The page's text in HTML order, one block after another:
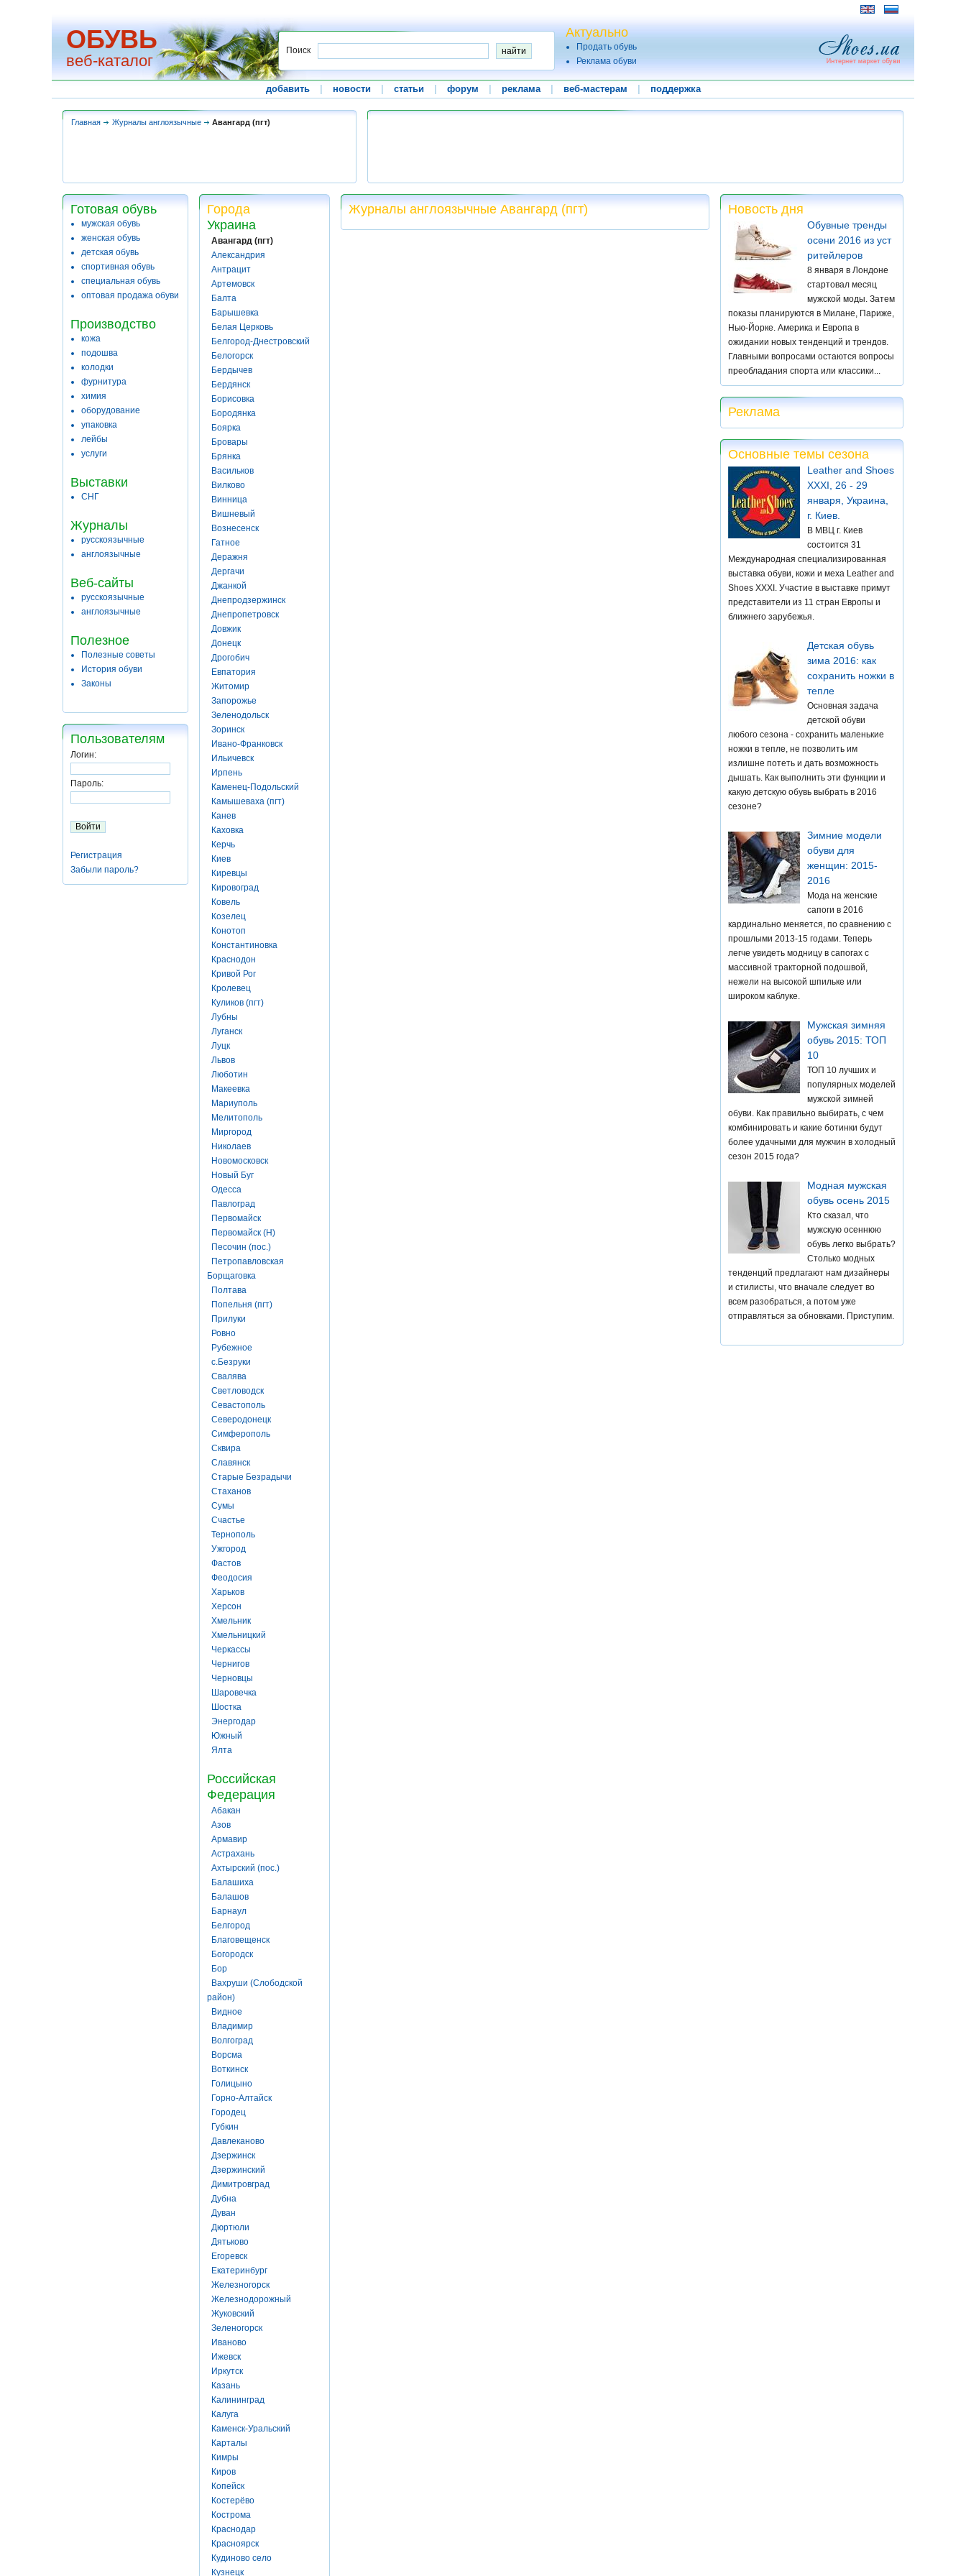
ОБУВЬ
веб-каталог
Поиск
Актуально
Продать обувь
Реклама обуви
добавить новости статьи форум реклама веб-мастерам поддержка
Главная Журналы англоязычные Авангард (пгт)
Готовая обувь
мужская обувь
женская обувь
детская обувь
спортивная обувь
специальная обувь
оптовая продажа обуви
Производство
кожа
подошва
колодки
фурнитура
химия
оборудование
упаковка
лейбы
услуги
Выставки
СНГ
Журналы
русскоязычные
англоязычные
Веб-сайты
русскоязычные
англоязычные
Полезное
Полезные советы
История обуви
Законы
Пользователям
Логин:
Пароль:
Регистрация
Забыли пароль?
Города
Украина
Авангард (пгт)
Александрия
Антрацит
Артемовск
Балта
Барышевка
Белая Церковь
Белгород-Днестровский
Белогорск
Бердычев
Бердянск
Борисовка
Бородянка
Боярка
Бровары
Брянка
Васильков
Вилково
Винница
Вишневый
Вознесенск
Гатное
Деражня
Дергачи
Джанкой
Днепродзержинск
Днепропетровск
Довжик
Донецк
Дрогобич
Евпатория
Житомир
Запорожье
Зеленодольск
Зоринск
Ивано-Франковск
Ильичевск
Ирпень
Каменец-Подольский
Камышеваха (пгт)
Канев
Каховка
Керчь
Киев
Киревцы
Кировоград
Ковель
Козелец
Конотоп
Константиновка
Краснодон
Кривой Рог
Кролевец
Куликов (пгт)
Лубны
Луганск
Луцк
Львов
Люботин
Макеевка
Мариуполь
Мелитополь
Миргород
Николаев
Новомосковск
Новый Буг
Одесса
Павлоград
Первомайск
Первомайск (Н)
Песочин (пос.)
Петропавловская
Борщаговка
Полтава
Попельня (пгт)
Прилуки
Ровно
Рубежное
с.Безруки
Свалява
Светловодск
Севастополь
Северодонецк
Симферополь
Сквира
Славянск
Старые Безрадычи
Стаханов
Сумы
Счастье
Тернополь
Ужгород
Фастов
Феодосия
Харьков
Херсон
Хмельник
Хмельницкий
Черкассы
Чернигов
Черновцы
Шаровечка
Шостка
Энергодар
Южный
Ялта
Российская
Федерация
Абакан
Азов
Армавир
Астрахань
Ахтырский (пос.)
Балашиха
Балашов
Барнаул
Белгород
Благовещенск
Богородск
Бор
Вахруши (Слободской
район)
Видное
Владимир
Волгоград
Ворсма
Воткинск
Голицыно
Горно-Алтайск
Городец
Губкин
Давлеканово
Дзержинск
Дзержинский
Димитровград
Дубна
Дуван
Дюртюли
Дятьково
Егоревск
Екатеринбург
Железногорск
Железнодорожный
Жуковский
Зеленогорск
Иваново
Ижевск
Иркутск
Казань
Калининград
Калуга
Каменск-Уральский
Карталы
Кимры
Киров
Копейск
Костерёво
Кострома
Краснодар
Красноярск
Кудиново село
Кузнецк
Журналы англоязычные Авангард (пгт) Новость дня
Обувные тренды
осени 2016 из уст
ритейлеров
8 января в Лондоне
стартовал месяц
мужской моды. Затем
показы планируются в Милане, Париже,
Нью-Йорке. Америка и Европа в
ожидании новых тенденций и трендов.
Главными вопросами остаются вопросы
преобладания спорта или классики...
Реклама
Основные темы сезона
Leather and Shoes
XXXI, 26 - 29
января, Украина,
г. Киев.
В МВЦ г. Киев
состоится 31
Международная специализированная
выставка обуви, кожи и меха Leather and
Shoes XXXI. Участие в выставке примут
представители из 11 стран Европы и
ближнего зарубежья.
Детская обувь
зима 2016: как
сохранить ножки в
тепле
Основная задача
детской обуви
любого сезона - сохранить маленькие
ножки в тепле, не позволить им
излишне потеть и дать возможность
дышать. Как выполнить эти функции и
какую детскую обувь выбрать в 2016
сезоне?
Зимние модели
обуви для
женщин: 2015-
2016
Мода на женские
сапоги в 2016
кардинально меняется, по сравнению с
прошлыми 2013-15 годами. Теперь
легче увидеть модницу в сапогах с
массивной тракторной подошвой,
нежели на высокой шпильке или
широком каблуке.
Мужская зимняя
обувь 2015: ТОП
10
ТОП 10 лучших и
популярных моделей
мужской зимней
обуви. Как правильно выбирать, с чем
комбинировать и какие ботинки будут
более удачными для мужчин в холодный
сезон 2015 года?
Модная мужская
обувь осень 2015
Кто сказал, что
мужскую осеннюю
обувь легко выбрать?
Столько модных
тенденций предлагают нам дизайнеры
и стилисты, что вначале следует во
всем разобраться, а потом уже
отправляться за обновками. Приступим.